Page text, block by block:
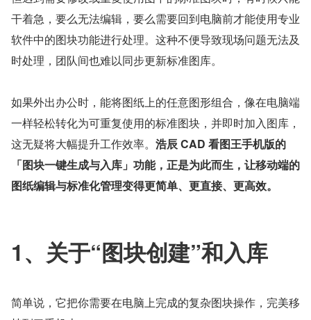
干着急，要么无法编辑，要么需要回到电脑前才能使用专业
软件中的图块功能进行处理。这种不便导致现场问题无法及
时处理，团队间也难以同步更新标准图库。
如果外出办公时，能将图纸上的任意图形组合，像在电脑端
一样轻松转化为可重复使用的标准图块，并即时加入图库，
这无疑将大幅提升工作效率。 浩辰 CAD 看图王手机版的
「图块一键生成与入库」功能，正是为此而生，让移动端的
图纸编辑与标准化管理变得更简单、更直接、更高效。
1、关于“图块创建”和入库
简单说，它把你需要在电脑上完成的复杂图块操作，完美移